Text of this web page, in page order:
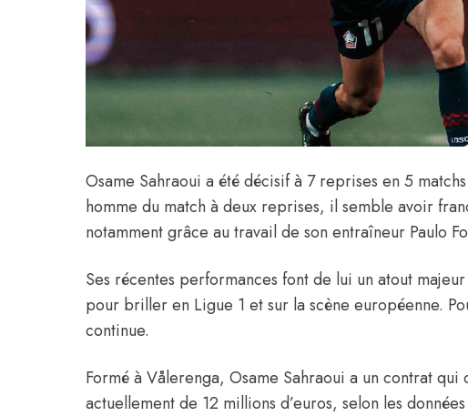
Osame Sahraoui a été décisif à 7 reprises en 5
homme du match à deux reprises, il semble avoir
notamment grâce au travail de son entraîneur Paulo
Ses récentes performances font de lui un atout
pour briller en Ligue 1 et sur la scène européenne.
continue.
Formé à Vålerenga, Osame Sahraoui a un contrat qui
actuellement de 12 millions d’euros, selon les